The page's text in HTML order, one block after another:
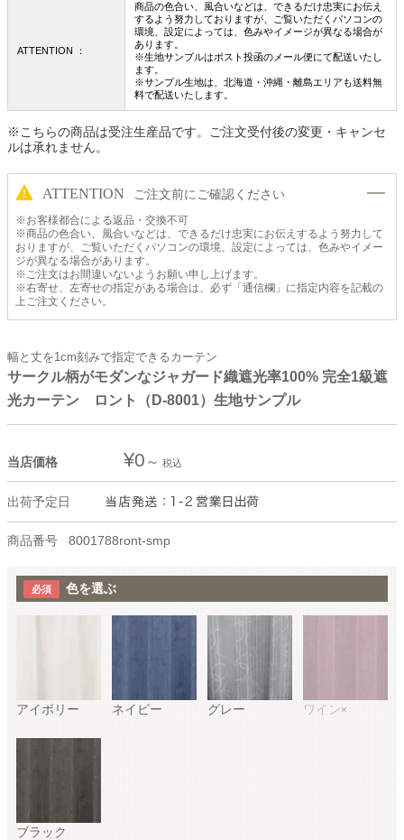
ATTENTION ：
商品の色合い、風合いなどは、できるだけ忠実にお伝え
するよう努力しておりますが、ご覧いただくパソコンの
環境、設定によっては、色みやイメージが異なる場合が
あります。
※生地サンプルはポスト投函のメール便にて配送いたし
ます。
※サンプル生地は、北海道・沖縄・離島エリアも送料無
料で配送いたします。
※こちらの商品は受注生産品です。ご注文受付後の変更・キャンセ
ルは承れません。
ATTENTION ご注文前にご確認ください
※お客様都合による返品・交換不可
※商品の色合い、風合いなどは、できるだけ忠実にお伝えするよう努力して
おりますが、ご覧いただくパソコンの環境、設定によっては、色みやイメー
ジが異なる場合があります。
※ご注文はお間違いないようお願い申し上げます。
※右寄せ、左寄せの指定がある場合は、必ず「通信欄」に指定内容を記載の
上ご注文ください。
幅と丈を1cm刻みで指定できるカーテン
サークル柄がモダンなジャガード織遮光率100% 完全1級遮
光カーテン ロント（D-8001）生地サンプル
当店価格 ¥0 税込
出荷予定日
商品番号 8001788ront-smp
色を選ぶ
アイボリー ネイビー グレー ワイン×
ブラック